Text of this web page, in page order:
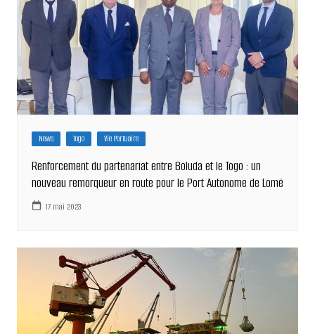
News Togo Vie Portuaire
Renforcement du partenariat entre Boluda et le Togo : un
nouveau remorqueur en route pour le Port Autonome de Lomé
17 mai 2023